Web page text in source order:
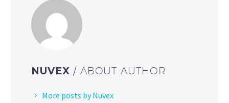
NUVEX / ABOUT AUTHOR
More posts by Nuvex